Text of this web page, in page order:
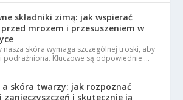
składniki zimą: jak wspierać
mrozem i przesuszeniem w
nasza skóra wymaga szczególnej troski, aby
i podrażniona. Kluczowe są odpowiednie …
a skóra twarzy: jak rozpoznać
zanieczyszczeń i skutecznie ją